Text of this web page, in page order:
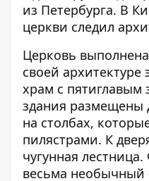
из Петербурга. В
церкви следил
Церковь
своей
храм с пятиглавым
здания размещены
на столбах,
пилястрами. К
чугунная
весьма необычный